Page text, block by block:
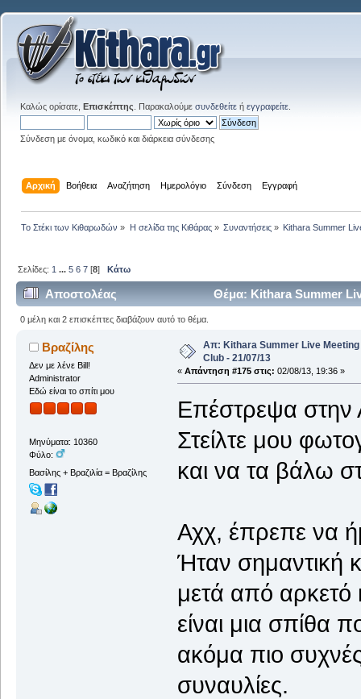
Καλώς ορίσατε, Επισκέπτης . Παρακαλούμε συνδεθείτε ή εγγραφείτε
Σύνδεση με όνομα, κωδικό και διάρκεια σύνδεσης
Αρχική Βοήθεια Αναζήτηση Ημερολόγιο Σύνδεση Εγγραφή
Το Στέκι των Κιθαρωδών » Η σελίδα της Κιθάρας» Συναντήσεις» Kithara Summer
Σελίδες: 1 ...5 6 7 [8]Κάτω
Αποστολέας
Θέμα: Kithara Summer
φορές)
0 μέλη και 2 επισκέπτες διαβάζουν αυτό το θέμα.
Βραζίλης
Δεν με λένε Bill!
Administrator
Εδώ είναι το σπίτι μου
Μηνύματα: 10360
Φύλο:
Βασίλης + Βραζιλία = Βραζίλης
Απ: Kithara Summer Live Meeting
Club - 21/07/13
« Απάντηση #175 στις: 02/08/13, 19:36 »
Επέστρεψα στην
Στείλτε μου
και να τα βάλω
Αχχ, έπρεπε να
Ήταν σημαντική
μετά από αρκετό
είναι μια σπίθα
ακόμα πιο
συναυλίες.